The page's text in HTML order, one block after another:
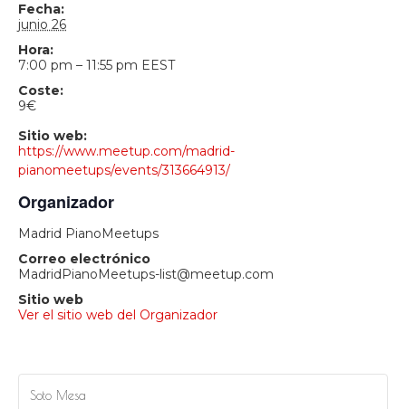
Fecha:
junio 26
Hora:
7:00 pm – 11:55 pm EEST
Coste:
9€
Sitio web:
https://www.meetup.com/madrid-
pianomeetups/events/313664913/
Organizador
Madrid PianoMeetups
Correo electrónico
MadridPianoMeetups-list@meetup.com
Sitio web
Ver el sitio web del Organizador
Soto Mesa